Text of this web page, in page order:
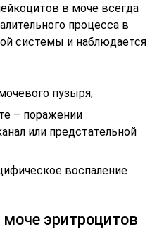
в моче всегда
процесса в
системы и наблюдается
пузыря;
– поражении
или предстательной
воспаление
эритроцитов